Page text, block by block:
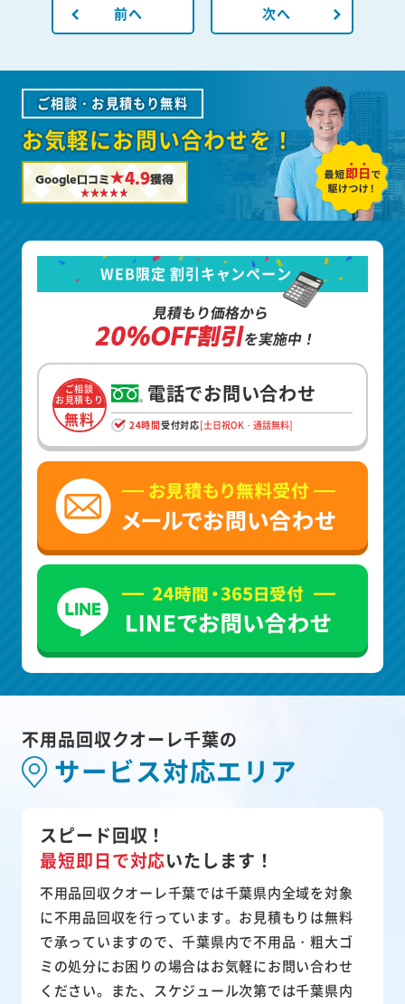
前へ 次へ
ご相談・お見積もり無料
お気軽にお問い合わせを！
Google口コミ★4.9獲得
WEB限定 割引キャンペーン
見積もり価格から
20%OFF割引を実施中！
ご相談
お見積もり
無料
電話でお問い合わせ
24時間受付対応[土日祝OK・通話無料]
不用品回収クオーレ千葉の
サービス対応エリア
スピード回収！
最短即日で対応いたします！
不用品回収クオーレ千葉では千葉県内全域を対象
に不用品回収を行っています。お見積もりは無料
で承っていますので、千葉県内で不用品・粗大ゴ
ミの処分にお困りの場合はお気軽にお問い合わせ
ください。また、スケジュール次第では千葉県内